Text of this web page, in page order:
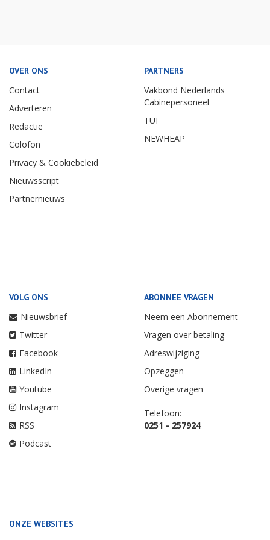
OVER ONS
Contact
Adverteren
Redactie
Colofon
Privacy & Cookiebeleid
Nieuwsscript
Partnernieuws
PARTNERS
Vakbond Nederlands
Cabinepersoneel
TUI
NEWHEAP
VOLG ONS
Nieuwsbrief
Twitter
Facebook
LinkedIn
Youtube
Instagram
RSS
Podcast
ABONNEE VRAGEN
Neem een Abonnement
Vragen over betaling
Adreswijziging
Opzeggen
Overige vragen
Telefoon:
0251 - 257924
ONZE WEBSITES